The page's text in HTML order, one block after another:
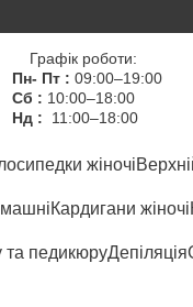
Графік роботи:
Пн- Пт : 09:00–19:00
Сб : 10:00–18:00
Нд :
11:00–18:00
жіночі
Кардигани жіночі
та педикюруДепіляція